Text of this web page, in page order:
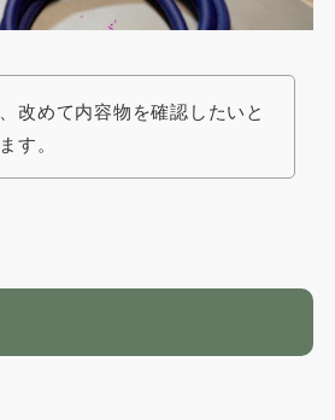
改めて内容物を確認したいと
す。